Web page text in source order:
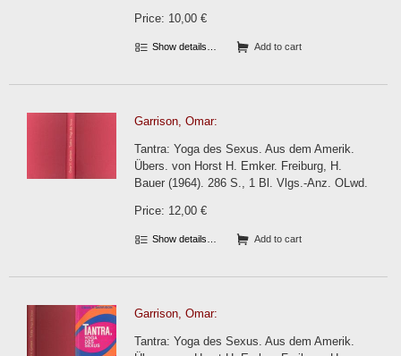
Price: 10,00 €
Show details… Add to cart
Garrison, Omar:
Tantra: Yoga des Sexus. Aus dem Amerik.
Übers. von Horst H. Emker. Freiburg, H.
Bauer (1964). 286 S., 1 Bl. Vlgs.-Anz. OLwd.
Price: 12,00 €
Show details… Add to cart
Garrison, Omar:
Tantra: Yoga des Sexus. Aus dem Amerik.